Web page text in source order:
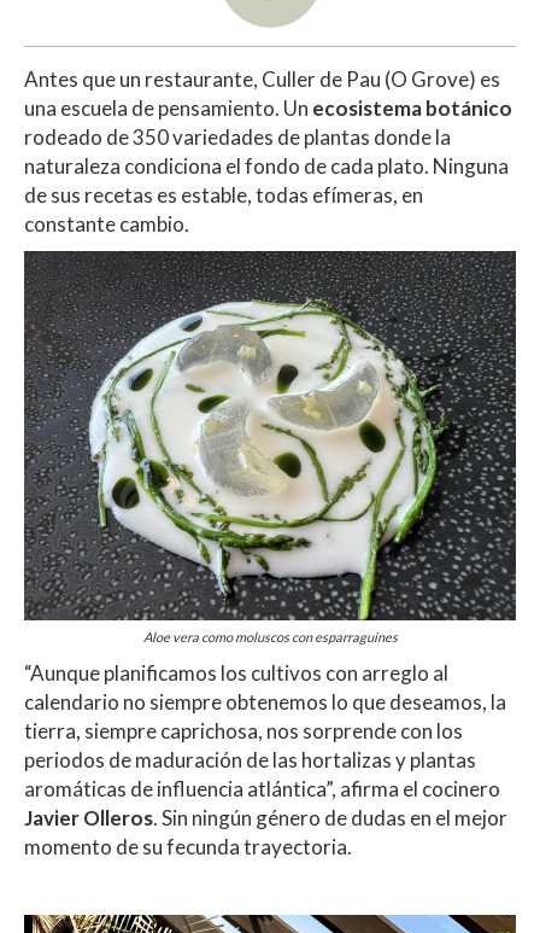
Antes que un restaurante, Culler de Pau (O Grove) es
una escuela de pensamiento. Un ecosistema botánico
rodeado de 350 variedades de plantas donde la
naturaleza condiciona el fondo de cada plato. Ninguna
de sus recetas es estable, todas efímeras, en
constante cambio.
Aloe vera como moluscos con esparraguines
“Aunque planificamos los cultivos con arreglo al
calendario no siempre obtenemos lo que deseamos, la
tierra, siempre caprichosa, nos sorprende con los
periodos de maduración de las hortalizas y plantas
aromáticas de influencia atlántica”, afirma el cocinero
Javier Olleros. Sin ningún género de dudas en el mejor
momento de su fecunda trayectoria.